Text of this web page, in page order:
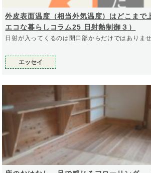
外皮表面温度（相当外気温度）はどこまで
エコな暮らしコラム25 日射熱制御３）
日射が入ってくるのは開口部からだけではありま
エッセイ